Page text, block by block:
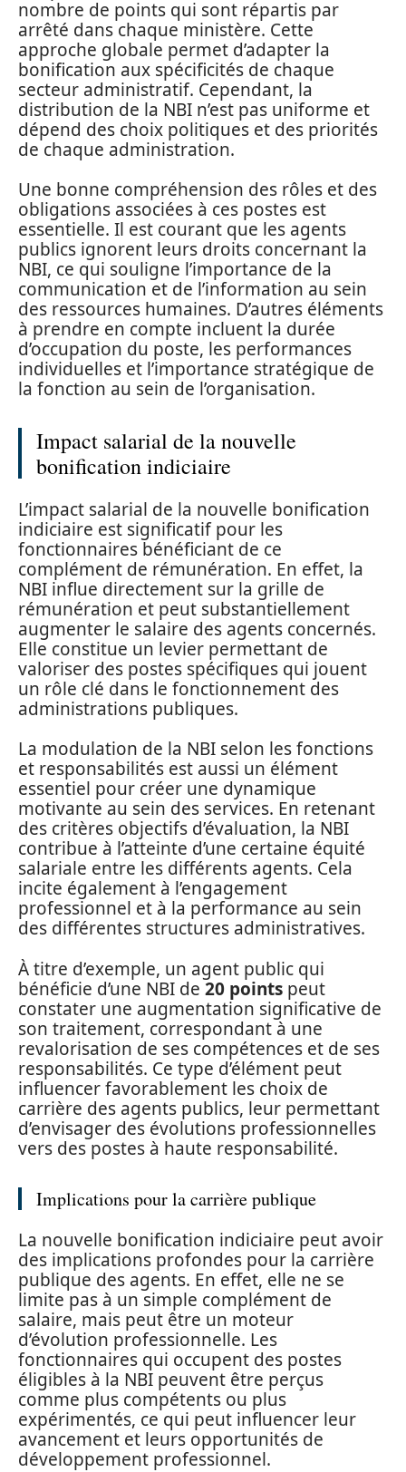
nombre de points qui sont répartis par
arrêté dans chaque ministère. Cette
approche globale permet d’adapter la
bonification aux spécificités de chaque
secteur administratif. Cependant, la
distribution de la NBI n’est pas uniforme et
dépend des choix politiques et des priorités
de chaque administration.
Une bonne compréhension des rôles et des
obligations associées à ces postes est
essentielle. Il est courant que les agents
publics ignorent leurs droits concernant la
NBI, ce qui souligne l’importance de la
communication et de l’information au sein
des ressources humaines. D’autres éléments
à prendre en compte incluent la durée
d’occupation du poste, les performances
individuelles et l’importance stratégique de
la fonction au sein de l’organisation.
Impact salarial de la nouvelle
bonification indiciaire
L’impact salarial de la nouvelle bonification
indiciaire est significatif pour les
fonctionnaires bénéficiant de ce
complément de rémunération. En effet, la
NBI influe directement sur la grille de
rémunération et peut substantiellement
augmenter le salaire des agents concernés.
Elle constitue un levier permettant de
valoriser des postes spécifiques qui jouent
un rôle clé dans le fonctionnement des
administrations publiques.
La modulation de la NBI selon les fonctions
et responsabilités est aussi un élément
essentiel pour créer une dynamique
motivante au sein des services. En retenant
des critères objectifs d’évaluation, la NBI
contribue à l’atteinte d’une certaine équité
salariale entre les différents agents. Cela
incite également à l’engagement
professionnel et à la performance au sein
des différentes structures administratives.
À titre d’exemple, un agent public qui
bénéficie d’une NBI de 20 points peut
constater une augmentation significative de
son traitement, correspondant à une
revalorisation de ses compétences et de ses
responsabilités. Ce type d’élément peut
influencer favorablement les choix de
carrière des agents publics, leur permettant
d’envisager des évolutions professionnelles
vers des postes à haute responsabilité.
Implications pour la carrière publique
La nouvelle bonification indiciaire peut avoir
des implications profondes pour la carrière
publique des agents. En effet, elle ne se
limite pas à un simple complément de
salaire, mais peut être un moteur
d’évolution professionnelle. Les
fonctionnaires qui occupent des postes
éligibles à la NBI peuvent être perçus
comme plus compétents ou plus
expérimentés, ce qui peut influencer leur
avancement et leurs opportunités de
développement professionnel.